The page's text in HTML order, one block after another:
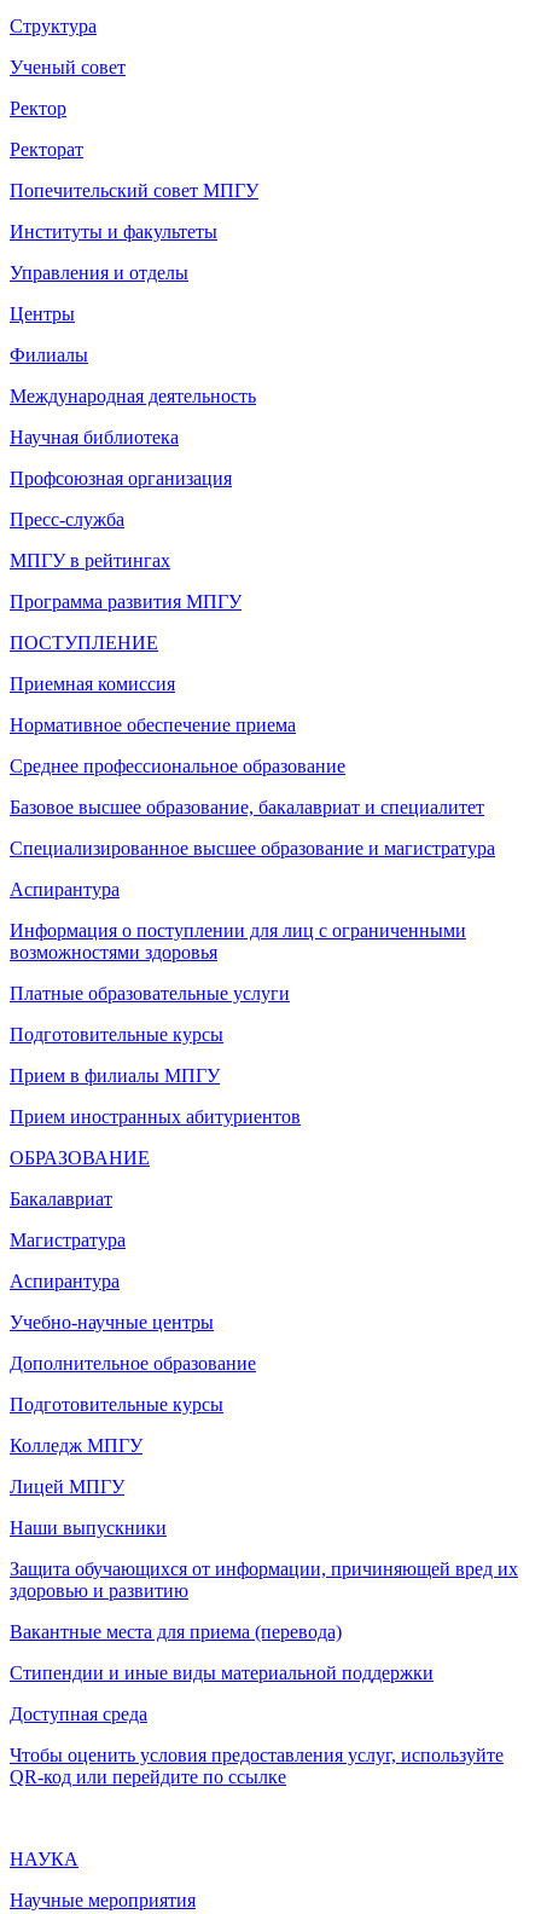
Структура
Ученый совет
Ректор
Ректорат
Попечительский совет МПГУ
Институты и факультеты
Управления и отделы
Центры
Филиалы
Международная деятельность
Научная библиотека
Профсоюзная организация
Пресс-служба
МПГУ в рейтингах
Программа развития МПГУ
ПОСТУПЛЕНИЕ
Приемная комиссия
Нормативное обеспечение приема
Среднее профессиональное образование
Базовое высшее образование, бакалавриат и специалитет
Специализированное высшее образование и магистратура
Аспирантура
Информация о поступлении для лиц с ограниченными
возможностями здоровья
Платные образовательные услуги
Подготовительные курсы
Прием в филиалы МПГУ
Прием иностранных абитуриентов
ОБРАЗОВАНИЕ
Бакалавриат
Магистратура
Аспирантура
Учебно-научные центры
Дополнительное образование
Подготовительные курсы
Колледж МПГУ
Лицей МПГУ
Наши выпускники
Защита обучающихся от информации, причиняющей вред их
здоровью и развитию
Вакантные места для приема (перевода)
Стипендии и иные виды материальной поддержки
Доступная среда
Чтобы оценить условия предоставления услуг, используйте
QR-код или перейдите по ссылке
НАУКА
Научные мероприятия